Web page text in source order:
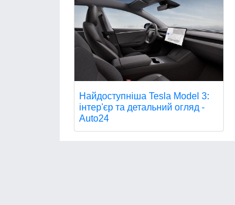
Найдоступніша Tesla Model 3:
інтер'єр та детальний огляд -
Auto24